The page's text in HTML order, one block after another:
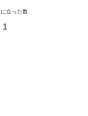
立った数
1